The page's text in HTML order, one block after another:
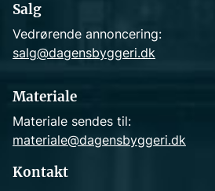
Salg
Vedrørende annoncering:
salg@dagensbyggeri.dk
Materiale
Materiale sendes til:
materiale@dagensbyggeri.dk
Kontakt